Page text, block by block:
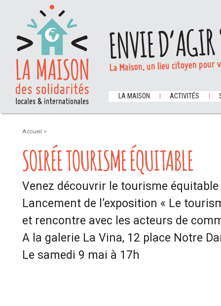
ENVIE
La Maison, un lieu citoyen
LA MAISON ACTIVITÉS
Accueil >
SOIRÉE TOURISME ÉQUITABLE
Venez découvrir le tourisme équitable
Lancement de l’exposition « Le
et rencontre avec les acteurs de
A la galerie La Vina, 12 place Notre
Le samedi 9 mai à 17h